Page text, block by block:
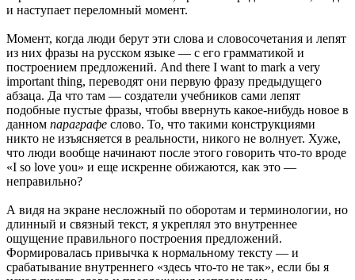
и наступает переломный момент.
Момент, когда люди берут эти слова и словосочетания и лепят
из них фразы на русском языке — с его грамматикой и
построением предложений. And there I want to mark a very
important thing, переводят они первую фразу предыдущего
абзаца. Да что там — создатели учебников сами лепят
подобные пустые фразы, чтобы ввернуть какое-нибудь новое в
данном параграфе слово. То, что такими конструкциями
никто не изъясняется в реальности, никого не волнует. Хуже,
что люди вообще начинают после этого говорить что-то вроде
«I so love you» и еще искренне обижаются, как это —
неправильно?
А видя на экране несложный по оборотам и терминологии, но
длинный и связный текст, я укреплял это внутреннее
ощущение правильного построения предложений.
Формировалась привычка к нормальному тексту — и
срабатывание внутреннего «здесь что-то не так», если бы я